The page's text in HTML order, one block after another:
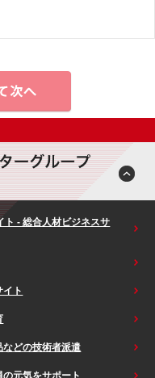
ト - 総合人材ビジネスサ
ト
などの技術者派遣
元気をサポート